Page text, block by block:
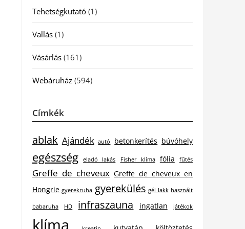
Tehetségkutató(1)
Vallás(1)
Vásárlás(161)
Webáruház(594)
Címkék
ablak Ajándék autó betonkerítés búvóhely
egészség eladó lakás Fisher klíma fólia fűtés
Greffe de cheveux Greffe de cheveux en
Hongrie gyerekruha gyerekülés gél lakk használt
babaruha HD infraszauna ingatlan játékok
klíma